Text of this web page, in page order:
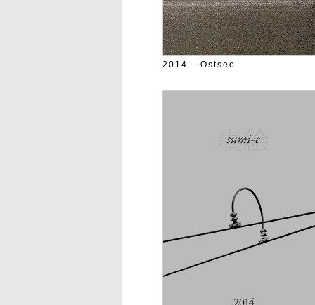
2014 – Ostsee